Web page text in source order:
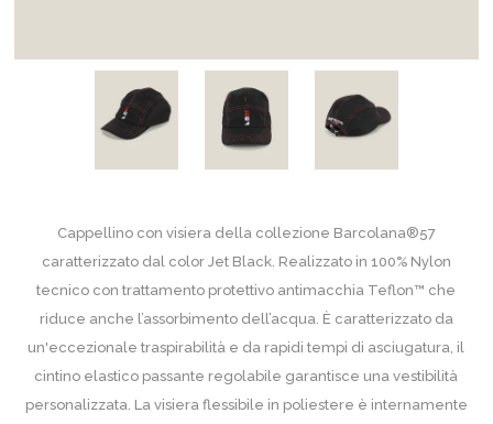
Cappellino con visiera della collezione Barcolana®57
caratterizzato dal color Jet Black. Realizzato in 100% Nylon
tecnico con trattamento protettivo antimacchia Teflon™ che
riduce anche l’assorbimento dell’acqua. È caratterizzato da
un'eccezionale traspirabilità e da rapidi tempi di asciugatura, il
cintino elastico passante regolabile garantisce una vestibilità
personalizzata. La visiera flessibile in poliestere è internamente